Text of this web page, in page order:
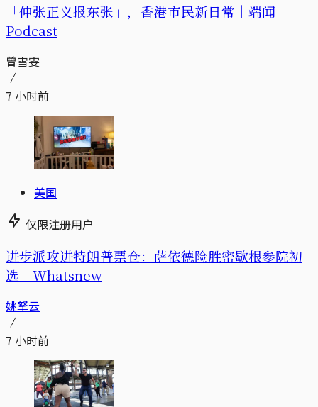
「伸张正义报东张」，香港市民新日常｜端闻
Podcast
曾雪雯
7 小时前
美国
仅限注册用户
进步派攻进特朗普票仓：萨依德险胜密歇根参院初
选｜Whatsnew
姚拏云
7 小时前